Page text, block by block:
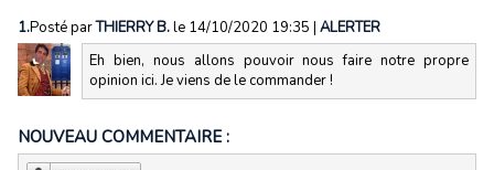
1.Posté parTHIERRY B.le 14/10/2020 19:35 | ALERTER
Eh bien, nous allons pouvoir nous faire notre propre
opinion ici. Je viens de le commander !
NOUVEAU COMMENTAIRE :